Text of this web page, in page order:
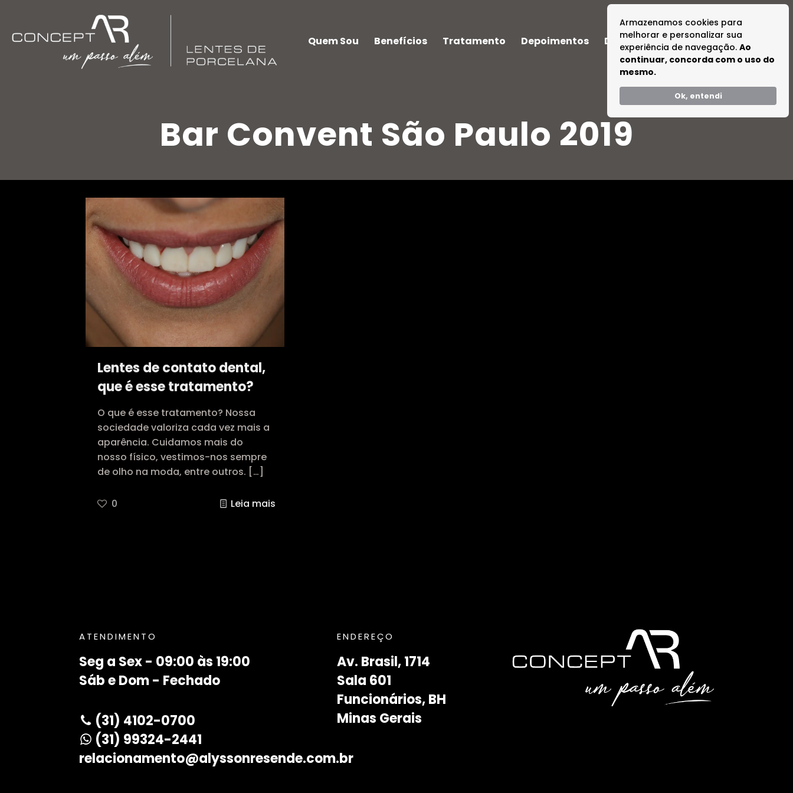
Armazenamos cookies para
melhorar e personalizar sua
experiência de navegação. Ao
continuar, concorda com o uso do
mesmo.
Ok, entendi
Quem Sou Benefícios Tratamento Depoimentos Dúvidas Tire suas Dúvidas
Bar Convent São Paulo 2019
Lentes de contato dental,
que é esse tratamento?
O que é esse tratamento? Nossa
sociedade valoriza cada vez mais a
aparência. Cuidamos mais do
nosso físico, vestimos-nos sempre
de olho na moda, entre outros. […]
0 Leia mais
ATENDIMENTO
Seg a Sex - 09:00 às 19:00
Sáb e Dom - Fechado
(31) 4102-0700
(31) 99324-2441
relacionamento@alyssonresende.com.br
ENDEREÇO
Av. Brasil, 1714
Sala 601
Funcionários, BH
Minas Gerais